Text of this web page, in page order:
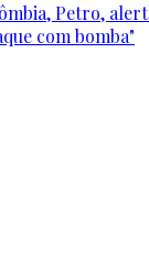
Petro,
com bomba"